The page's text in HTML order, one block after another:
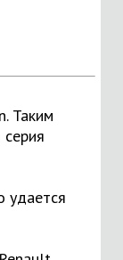
Таким
удается